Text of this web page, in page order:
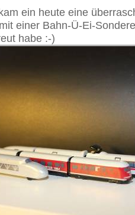
ein heute eine
einer Bahn-Ü-Ei-
habe :-)